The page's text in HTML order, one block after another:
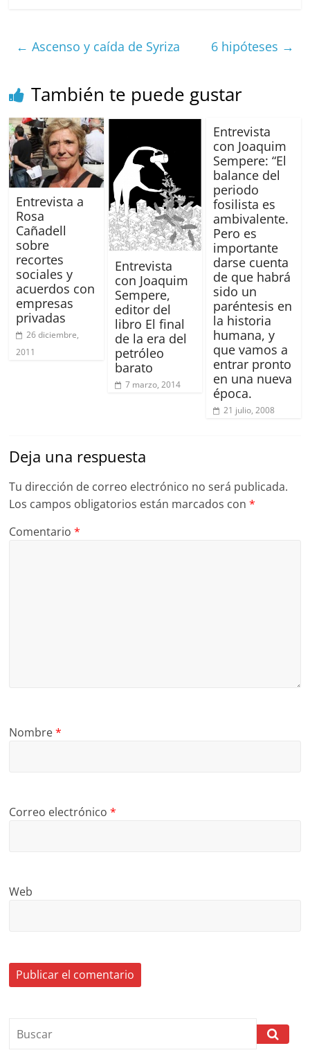
e
o
o
k
l s
p
p
h
s
l p
tir
← Ascenso y caída de Syriza 6 hipóteses →
También te puede gustar
Entrevista a
Rosa
Cañadell
sobre
recortes
sociales y
acuerdos con
empresas
privadas
26 diciembre,
2011
Entrevista
con Joaquim
Sempere,
editor del
libro El final
de la era del
petróleo
barato
7 marzo, 2014
Entrevista
con Joaquim
Sempere: “El
balance del
periodo
fosilista es
ambivalente.
Pero es
importante
darse cuenta
de que habrá
sido un
paréntesis en
la historia
humana, y
que vamos a
entrar pronto
en una nueva
época.
21 julio, 2008
Deja una respuesta
Tu dirección de correo electrónico no será publicada.
Los campos obligatorios están marcados con*
Comentario*
Nombre*
Correo electrónico*
Web